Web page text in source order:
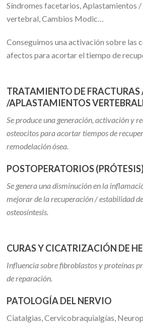
Síndromes facetarios, Aplastamientos
vertebral, Cambios Modic…
Conseguimos una activación sobre las
afectos para acortar el tiempo de
TRATAMIENTO DE FRACTURAS
/APLASTAMIENTOS
Se produce una generación, activación y
osteocitos para acortar tiempos de
remodelación ósea.
POSTOPERATORIOS
Se genera una disminución en la
mejorar de la recuperación / estabilidad
osteosíntesis.
CURAS Y CICATRIZACIÓN DE
Influencia sobre fibroblastos y proteínas
de reparación.
PATOLOGÍA DEL NERVIO
Ciatalgias, Cervicobraquialgías,